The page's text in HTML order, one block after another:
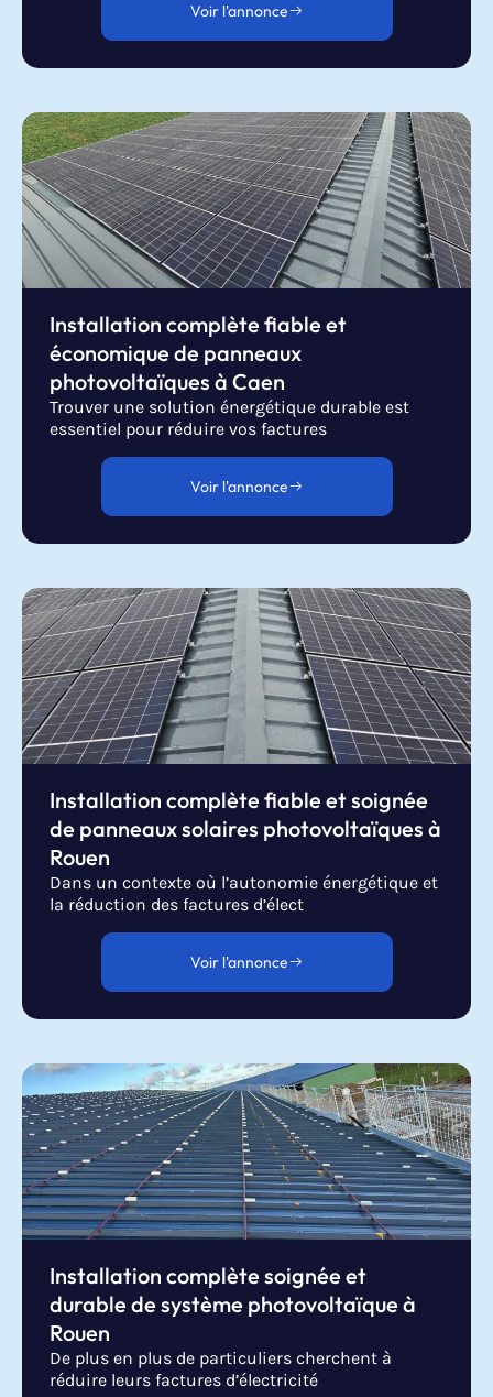
Voir l'annonce
Installation complète fiable et
économique de panneaux
photovoltaïques à Caen
Trouver une solution énergétique durable est
essentiel pour réduire vos factures
Voir l'annonce
Installation complète fiable et soignée
de panneaux solaires photovoltaïques à
Rouen
Dans un contexte où l’autonomie énergétique et
la réduction des factures d’élect
Voir l'annonce
Installation complète soignée et
durable de système photovoltaïque à
Rouen
De plus en plus de particuliers cherchent à
réduire leurs factures d’électricité